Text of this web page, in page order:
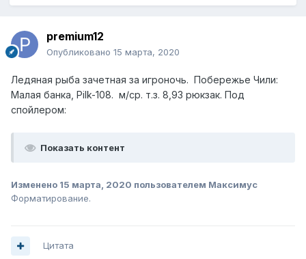
premium12
Опубликовано 15 марта, 2020
Ледяная рыба зачетная за игроночь. Побережье Чили:
Малая банка, Pilk-108. м/ср. т.з. 8,93 рюкзак. Под
спойлером:
Показать контент
Изменено 15 марта, 2020 пользователем Максимус
Форматирование.
Цитата